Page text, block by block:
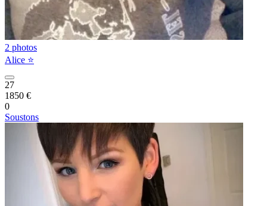
2 photos
Alice ⭐️
27
1850 €
0
Soustons